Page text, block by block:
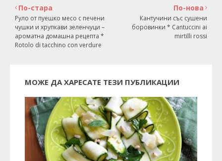
По-нова
Кантучини със сушени
боровинки * Cantuccini ai
mirtilli rossi
По-стара
Руло от пуешко месо с печени
чушки и хрупкави зеленчуци –
ароматна домашна рецепта *
Rotolo di tacchino con verdure
МОЖЕ ДА ХАРЕСАТЕ ТЕЗИ ПУБЛИКАЦИИ